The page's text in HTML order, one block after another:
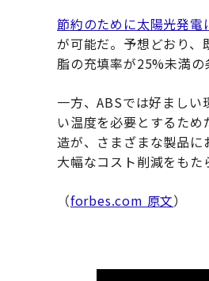
節約のために太陽光発電
が可能だ。予想どおり、
脂の充填率が25%未満の
一方、ABSでは好まし
い温度を必要とするた
造が、さまざまな製品
大幅なコスト削減をもた
（forbes.com 原文）